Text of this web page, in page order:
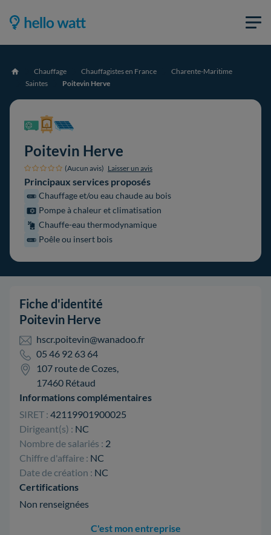
Accueil Chauffage Chauffagistes en France
Charente-Maritime
Saintes
Poitevin Herve
Poitevin Herve
(Aucun avis) Laisser un avis
Principaux services proposés
Chauffage et/ou eau chaude au bois
Pompe à chaleur et climatisation
Chauffe-eau thermodynamique
Poêle ou insert bois
Fiche d'identité
Poitevin Herve
hscr.poitevin@wanadoo.fr
05 46 92 63 64
107 route de Cozes,
17460 Rétaud
Informations complémentaires
SIRET : 42119901900025
Dirigeant(s) : NC
Nombre de salariés : 2
Chiffre d'affaire : NC
Date de création : NC
Certifications
Non renseignées
C'est mon entreprise